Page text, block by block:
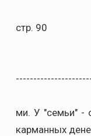
стр. 90
ми. У "семьи" -
карманных